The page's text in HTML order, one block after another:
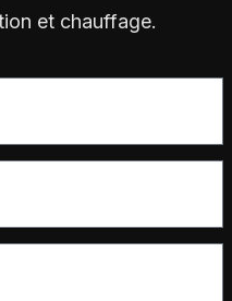
et chauffage.